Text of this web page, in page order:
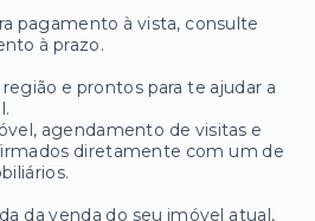
pagamento à vista, consulte
à prazo.
e prontos para te ajudar a
agendamento de visitas e
diretamente com um de
da venda do seu imóvel atual,